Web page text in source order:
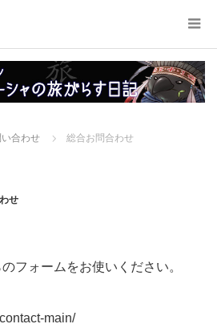
合わせ 総合お問合わせ
せ
フォームをお使いください。
contact-main/